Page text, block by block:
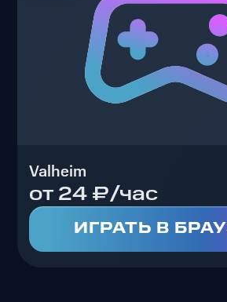
Valheim
от 24 ₽/час
ИГРАТЬ В